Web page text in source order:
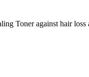
Toner against hair loss